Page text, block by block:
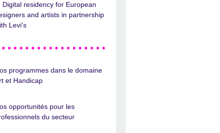
Digital residency for European
and artists in partnership
Levi's
programmes dans le domaine
et Handicap
opportunités pour les
du secteur